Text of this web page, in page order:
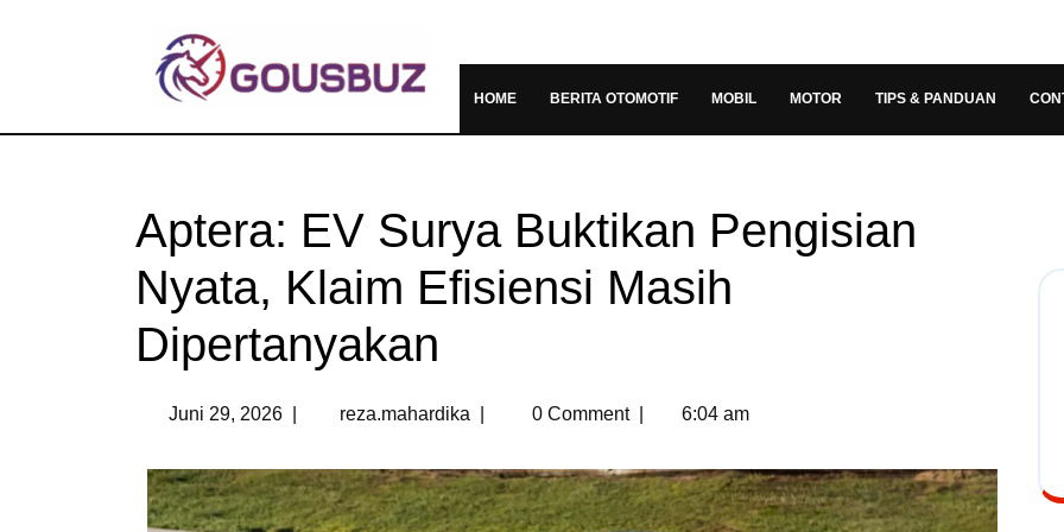
HOME BERITA OTOMOTIF MOBIL MOTOR TIPS & PANDUAN
Aptera: EV Surya Buktikan Pengisian
Nyata, Klaim Efisiensi Masih
Dipertanyakan
Juni 29, 2026 reza.mahardika 0 Comment 6:04 am